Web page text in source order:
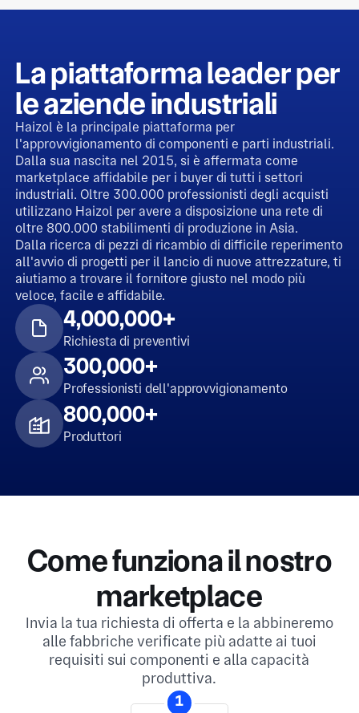
La piattaforma leader per
le aziende industriali
Haizol è la principale piattaforma per
l'approvvigionamento di componenti e parti industriali.
Dalla sua nascita nel 2015, si è affermata come
marketplace affidabile per i buyer di tutti i settori
industriali. Oltre 300.000 professionisti degli acquisti
utilizzano Haizol per avere a disposizione una rete di
oltre 800.000 stabilimenti di produzione in Asia.
Dalla ricerca di pezzi di ricambio di difficile reperimento
all'avvio di progetti per il lancio di nuove attrezzature, ti
aiutiamo a trovare il fornitore giusto nel modo più
veloce, facile e affidabile.
4,000,000+
Richiesta di preventivi
300,000+
Professionisti dell'approvvigionamento
800,000+
Produttori
Come funziona il nostro
marketplace
Invia la tua richiesta di offerta e la abbineremo
alle fabbriche verificate più adatte ai tuoi
requisiti sui componenti e alla capacità
produttiva.
1